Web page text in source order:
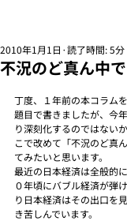
不況のど真ん中
2010年1月1日 読了時間: 5分
丁度、１年前の本コラム
題目で書きましたが、今
り深刻化するのではない
こで改めて「不況のど真
てみたいと思います。
最近の日本経済は全般的
０年頃にバブル経済が弾
り日本経済はその出口を
き苦しんでいます。